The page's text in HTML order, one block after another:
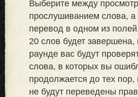
Выберите между
прослушиванием слова, а
перевод в одном из
20 слов будет
раунде вас будут
слова, в которых вы
продолжается до тех пор,
не будут переведены